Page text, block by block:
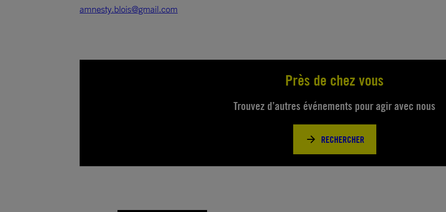
amnesty.blois@gmail.com
Près de chez vous
Trouvez d’autres événements pour agir avec nous
RECHERCHER